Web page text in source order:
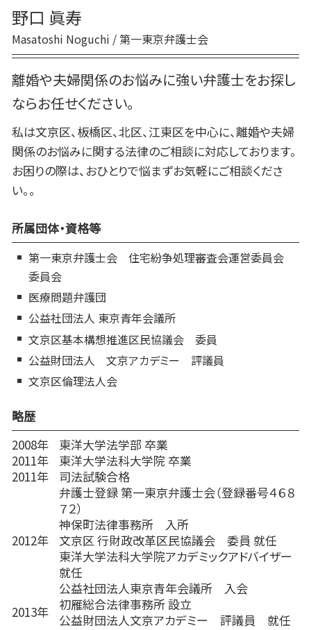
野口 眞寿
Masatoshi Noguchi / 第一東京弁護士会
離婚や夫婦関係のお悩みに強い弁護士をお探し
ならお任せください。
私は文京区、板橋区、北区、江東区を中心に、離婚や夫婦
関係のお悩みに関する法律のご相談に対応しております。
お困りの際は、おひとりで悩まずお気軽にご相談くださ
い。。
所属団体・資格等
第一東京弁護士会 住宅紛争処理審査会運営委員会
委員会
医療問題弁護団
公益社団法人 東京青年会議所
文京区基本構想推進区民協議会 委員
公益財団法人 文京アカデミー 評議員
文京区倫理法人会
略歴
2008年
東洋大学法学部 卒業
2011年
東洋大学法科大学院 卒業
2011年
司法試験合格
2012年
弁護士登録 第一東京弁護士会（登録番号４６８
７２）
神保町法律事務所 入所
文京区 行財政改革区民協議会 委員 就任
東洋大学法科大学院アカデミックアドバイザー
就任
公益社団法人東京青年会議所 入会
2013年
初雁総合法律事務所 設立
公益財団法人文京アカデミー 評議員 就任